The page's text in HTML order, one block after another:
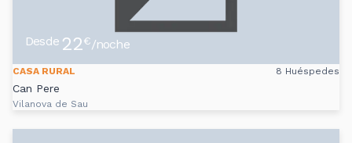
Desde 22€/noche
CASA RURAL 8 Huéspedes
Can Pere
Vilanova de Sau